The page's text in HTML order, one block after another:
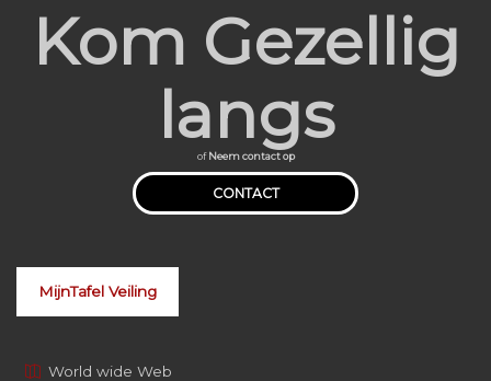
Kom Gezellig
langs
ofNeem contact op
CONTACT
MijnTafel Veiling
World wide Web